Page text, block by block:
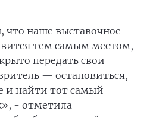
наше выставочное
тем самым местом,
передать свои
— остановиться,
и найти тот самый
- отметила